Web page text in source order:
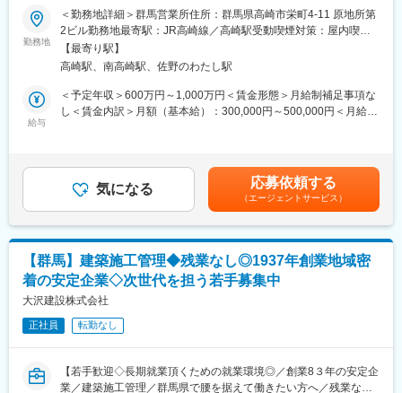
最初は先輩スタッフが丁寧に教えてくれるので、未経験の方でも
安心してスタートできます！
■やりがい
設計者と課題を整理し、計画の方向性を共につくる“伴走型コンサ
ル”として上流工程から関わります。
建築の知識は無くても、専門スキルは入社後に段階的に習得でき
■環境
交通費（月5万円迄）、こども手当、エコ通勤手当など生活面の支
在宅勤務（月3回程度）や育児・介護休業にも対応し、ライフステ
ージに合わせて働けます。カフェテリアプランや確定拠出年金な
ど、将来を見据えた制
変更の範囲：会社の定める業務
境整備に向けた取り組みを強化中◎～
■業務内容：
「地域冷暖房システム」の国内シェアは業界No1！設備の総合エ
ンジニアリングを手掛ける業界有数のグローバル企業である当社
において空調設備・給排水・衛生設備等の施工管理をお任せいた
します。
注、協力会社への依頼、日々の作業管理）や既存建物の保守、メ
ンテナンス業務を行い、建築設備の老朽化・劣化に伴う修復や、
維持コストを下げるための改善を行っていただきます。担当物件
■就業環境：
・年間休日121日／土日祝日休み
・平均残業時間：28.6時間（2025年度）
・年次有給取得実績：95.6％（2025年度）
・定年65歳（1年毎の再雇用制度有り）
・2016年から働き方改革に向けた取り組みを強化
勤務地
＜勤務地詳細＞群馬営業所住所：群馬県高崎市栄町4-11 原地所第
2ビル勤務地最寄駅：JR高崎線／高崎駅受動喫煙対策：屋内喫煙
可能場所あり変更の範囲：会社の定める事業所
【最寄り駅】
高崎駅、南高崎駅、佐野のわたし駅
給与
＜予定年収＞600万円～1,000万円＜賃金形態＞月給制補足事項な
し＜賃金内訳＞月額（基本給）：300,000円～500,000円＜月給＞
す。月給(月額)は固定手当を含めた表記です。
気になる 応募依頼する
（エージェントサービス）
【群馬】建築施工管理◆残業なし◎1937年創業地域密
着の安定企業◇次世代を担う若手募集中
大沢建設株式会社
正社員 転勤なし
【若手歓迎◇長期就業頂くための就業環境◎／創業8３年の安定企
業／建築施工管理／群馬県で腰を据えて働きたい方へ／残業なし